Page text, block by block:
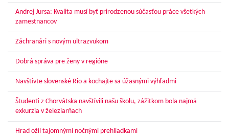
Andrej Jursa: Kvalita musí byť prirodzenou súčasťou práce všetkých
zamestnancov
Záchranári s novým ultrazvukom
Dobrá správa pre ženy v regióne
Navštívte slovenské Rio a kochajte sa úžasnými výhľadmi
Študenti z Chorvátska navštívili našu školu, zážitkom bola najmä
exkurzia v železiarňach
Hrad ožil tajomnými nočnými prehliadkami